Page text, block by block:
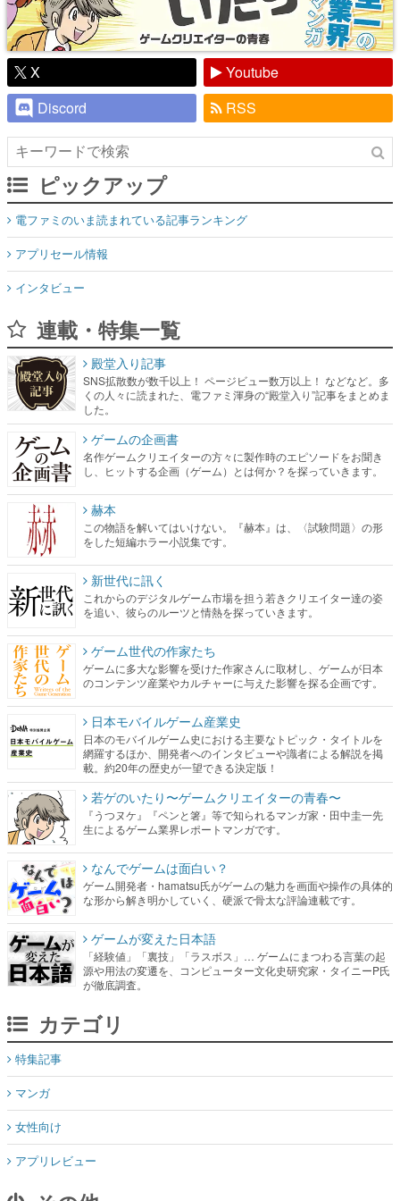
X
Youtube
Discord
RSS
ピックアップ
電ファミのいま読まれている記事ランキング
アプリセール情報
インタビュー
連載・特集一覧
殿堂入り記事
SNS拡散数が数千以上！ ページビュー数万以上！ などなど。多
くの人々に読まれた、電ファミ渾身の“殿堂入り”記事をまとめま
した。
ゲームの企画書
名作ゲームクリエイターの方々に製作時のエピソードをお聞き
し、ヒットする企画（ゲーム）とは何か？を探っていきます。
赫本
この物語を解いてはいけない。『赫本』は、〈試験問題〉の形
をした短編ホラー小説集です。
新世代に訊く
これからのデジタルゲーム市場を担う若きクリエイター達の姿
を追い、彼らのルーツと情熱を探っていきます。
ゲーム世代の作家たち
ゲームに多大な影響を受けた作家さんに取材し、ゲームが日本
のコンテンツ産業やカルチャーに与えた影響を探る企画です。
日本モバイルゲーム産業史
日本のモバイルゲーム史における主要なトピック・タイトルを
網羅するほか、開発者へのインタビューや識者による解説を掲
載。約20年の歴史が一望できる決定版！
若ゲのいたり〜ゲームクリエイターの青春〜
『うつヌケ』『ペンと箸』等で知られるマンガ家・田中圭一先
生によるゲーム業界レポートマンガです。
なんでゲームは面白い？
ゲーム開発者・hamatsu氏がゲームの魅力を画面や操作の具体的
な形から解き明かしていく、硬派で骨太な評論連載です。
ゲームが変えた日本語
「経験値」「裏技」「ラスボス」… ゲームにまつわる言葉の起
源や用法の変遷を、コンピューター文化史研究家・タイニーP氏
が徹底調査。
カテゴリ
特集記事
マンガ
女性向け
アプリレビュー